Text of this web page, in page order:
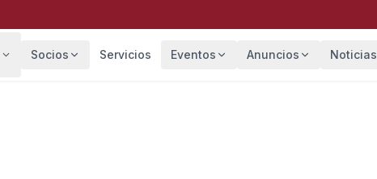
Socios Servicios Eventos Anuncios Noticias